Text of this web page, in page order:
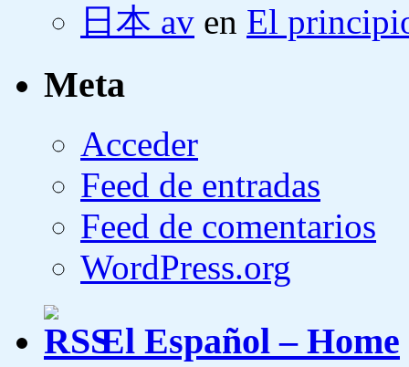
日本 av en El
Meta
Acceder
Feed de entradas
Feed de comentarios
WordPress.org
El Español – Home